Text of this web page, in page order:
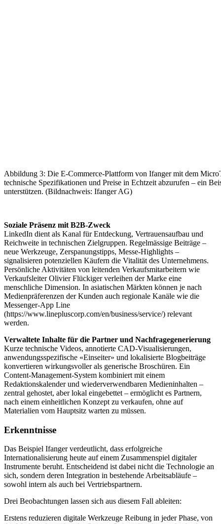
Abbildung 3: Die E-Commerce-Plattform von Ifanger mit dem
technische Spezifikationen und Preise in Echtzeit abzurufen – ein
unterstützen. (Bildnachweis: Ifanger AG)
Soziale Präsenz mit B2B-Zweck
LinkedIn dient als Kanal für Entdeckung, Vertrauensaufbau und
Reichweite in technischen Zielgruppen. Regelmässige Beiträge –
neue Werkzeuge, Zerspanungstipps, Messe-Highlights –
signalisieren potenziellen Käufern die Vitalität des Unternehmens.
Persönliche Aktivitäten von leitenden Verkaufsmitarbeitern wie
Verkaufsleiter Olivier Flückiger verleihen der Marke eine
menschliche Dimension. In asiatischen Märkten können je nach
Medienpräferenzen der Kunden auch regionale Kanäle wie die
Messenger-App Line
(https://www.linepluscorp.com/en/business/service/) relevant
werden.
Verwaltete Inhalte für die Partner und Nachfragegenerierung
Kurze technische Videos, annotierte CAD-Visualisierungen,
anwendungsspezifische «Einseiter» und lokalisierte Blogbeiträge
konvertieren wirkungsvoller als generische Broschüren. Ein
Content-Management-System kombiniert mit einem
Redaktionskalender und wiederverwendbaren Medieninhalten –
zentral gehostet, aber lokal eingebettet – ermöglicht es Partnern,
nach einem einheitlichen Konzept zu verkaufen, ohne auf
Materialien vom Hauptsitz warten zu müssen.
Erkenntnisse
Das Beispiel Ifanger verdeutlicht, dass erfolgreiche
Internationalisierung heute auf einem Zusammenspiel digitaler
Instrumente beruht. Entscheidend ist dabei nicht die Technologie an
sich, sondern deren Integration in bestehende Arbeitsabläufe –
sowohl intern als auch bei Vertriebspartnern.
Drei Beobachtungen lassen sich aus diesem Fall ableiten:
Erstens reduzieren digitale Werkzeuge Reibung in jeder Phase, von